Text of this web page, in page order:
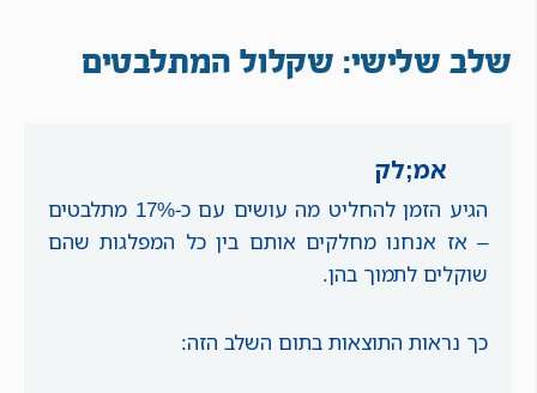
שלב שלישי: שקלול המתלבטים
אמ;לק
הגיע הזמן להחליט מה עושים עם כ-17% מתלבטים
– אז אנחנו מחלקים אותם בין כל המפלגות שהם
שוקלים לתמוך בהן.
כך נראות התוצאות בתום השלב הזה: